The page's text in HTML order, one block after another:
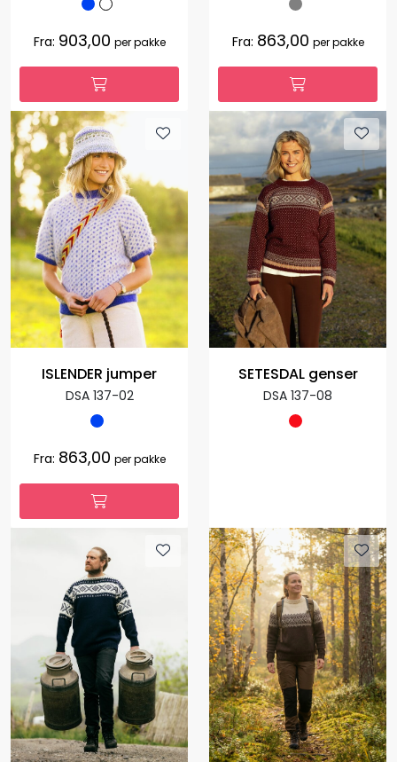
Fra: 903,00 per pakke Fra: 863,00 per pakke
ISLENDER jumper
DSA 137-02
Fra: 863,00 per pakke
SETESDAL genser
DSA 137-08